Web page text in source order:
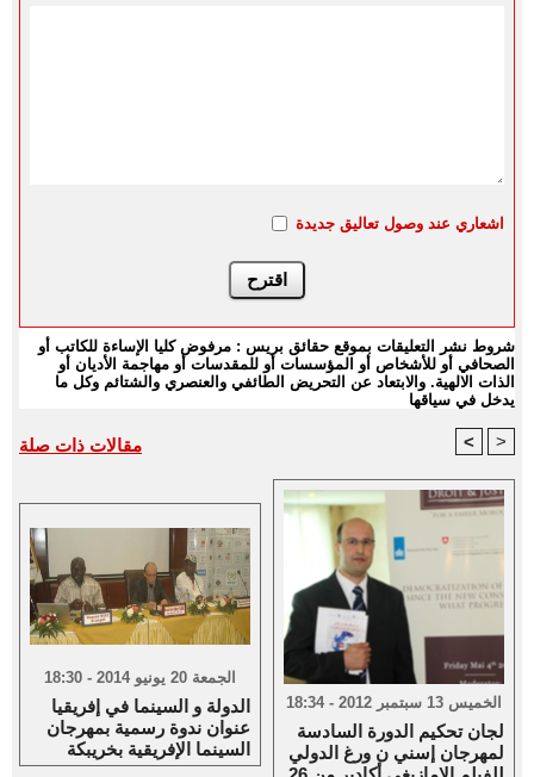
اشعاري عند وصول تعاليق جديدة
شروط نشر التعليقات بموقع حقائق بريس : مرفوض كليا الإساءة للكاتب أو
الصحافي أو للأشخاص أو المؤسسات أو للمقدسات أو مهاجمة الأديان أو
الذات الالهية. والابتعاد عن التحريض الطائفي والعنصري والشتائم وكل ما
يدخل في سياقها
مقالات ذات صلة < >
الجمعة 20 يونيو 2014 - 18:30
الدولة و السينما في إفريقيا
عنوان ندوة رسمية بمهرجان
السينما الإفريقية بخريبكة
الخميس 13 سبتمبر 2012 - 18:34
لجان تحكيم الدورة السادسة
لمهرجان إسني ن ورغ الدولي